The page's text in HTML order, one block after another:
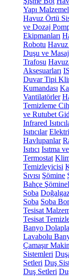
Yapı
Havuz Örtü
ve Dozaj
Ekipmanları
Robotu Havuz
Duşu ve
Trafosu
Aksesuarları
Duvar Tipi
Kumandası
Vantilatörler
Temizleme
ve Rutubet
Infrared
Isıtıcılar
Havlupanlar
Isıtıcı Isıtma
Termostat
Temizleyicisi
Sıvısı Şömine
Bahçe
Soba
Soba Soba
Tesisat
Tesisat
Banyo
Lavabolu
Çamaşır
Sistemleri
Setleri Duş
Duş Setleri